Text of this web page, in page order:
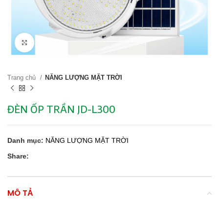
Click to enlarge
Trang chủ NĂNG LƯỢNG MẶT TRỜI
ĐÈN ỐP TRẦN JD-L300
Danh mục: NĂNG LƯỢNG MẶT TRỜI
Share:
MÔ TẢ